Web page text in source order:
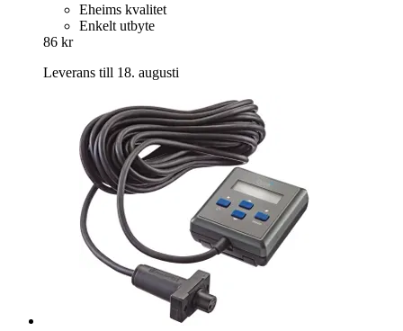
Eheims kvalitet
Enkelt utbyte
86 kr
Leverans till 18. augusti